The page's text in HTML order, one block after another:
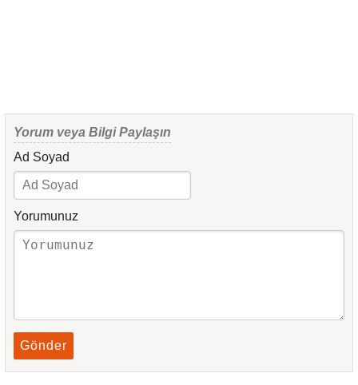
Yorum veya Bilgi Paylaşın
Ad Soyad
Yorumunuz
Gönder